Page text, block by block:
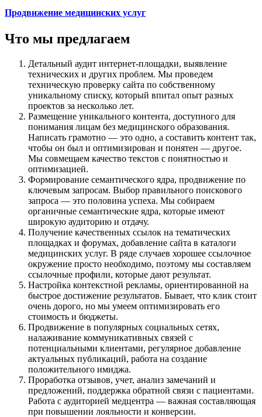
Продвижение медицинских услуг
Что мы предлагаем
Детальный аудит интернет-площадки, выявление
технических и других проблем. Мы проведем
техническую проверку сайта по собственному
уникальному списку, который впитал опыт разных
проектов за несколько лет.
Размещение уникального контента, доступного для
понимания лицам без медицинского образования.
Написать грамотно — это одно, а составить контент так,
чтобы он был и оптимизирован и понятен — другое.
Мы совмещаем качество текстов с понятностью и
оптимизацией.
Формирование семантического ядра, продвижение по
ключевым запросам. Выбор правильного поискового
запроса — это половина успеха. Мы собираем
органичные семантические ядра, которые имеют
широкую аудиторию и отдачу.
Получение качественных ссылок на тематических
площадках и форумах, добавление сайта в каталоги
медицинских услуг. В ряде случаев хорошее ссылочное
окружение просто необходимо, поэтому мы составляем
ссылочные профили, которые дают результат.
Настройка контекстной рекламы, ориентированной на
быстрое достижение результатов. Бывает, что клик стоит
очень дорого, но мы умеем оптимизировать его
стоимость и бюджеты.
Продвижение в популярных социальных сетях,
налаживание коммуникативных связей с
потенциальными клиентами, регулярное добавление
актуальных публикаций, работа на создание
положительного имиджа.
Проработка отзывов, учет, анализ замечаний и
предложений, поддержка обратной связи с пациентами.
Работа с аудиторией медцентра — важная составляющая
при повышении лояльности и конверсии.